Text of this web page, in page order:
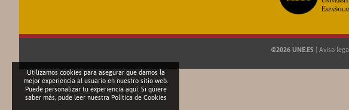
©2026 UNE.ES Aviso legal
Utilizamos cookies para asegurar que damos la
mejor experiencia al usuario en nuestro sitio web.
Puede personalizar tu experiencia aquí. Si quiere
saber más, pude leer nuestra Política de Cookies